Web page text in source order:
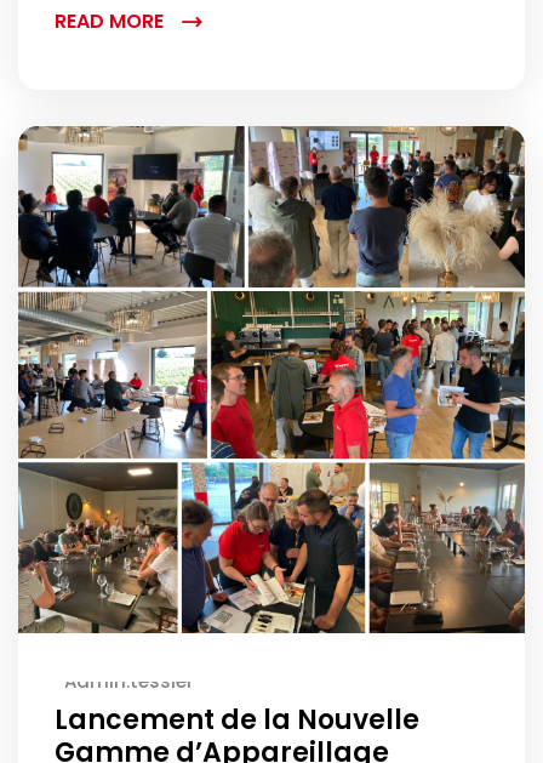
READ MORE
Admin.tessier
Lancement de la Nouvelle
Gamme d’Appareillage